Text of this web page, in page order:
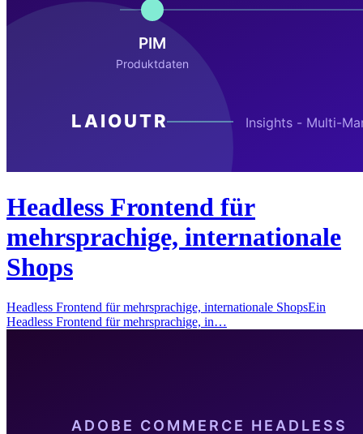
Headless Frontend für
mehrsprachige, internationale
Shops
Headless Frontend für mehrsprachige, internationale ShopsEin
Headless Frontend für mehrsprachige, in…